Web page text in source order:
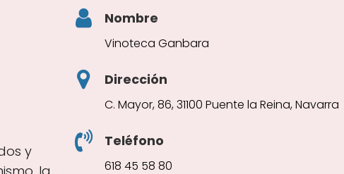
y
Nombre
Vinoteca Ganbara
Dirección
C. Mayor, 86, 31100 Puente la Reina, Navarra
Teléfono
618 45 58 80